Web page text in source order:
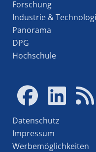
Forschung
Industrie &
Panorama
DPG
Hochschule
Datenschutz
Impressum
Werbemöglichkeiten